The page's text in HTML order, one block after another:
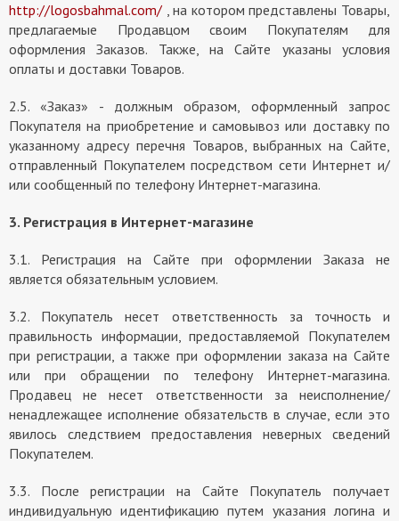
http://logosbahmal.com/ , на котором представлены Товары,
предлагаемые Продавцом своим Покупателям для
оформления Заказов. Также, на Сайте указаны условия
оплаты и доставки Товаров.
2.5. «Заказ» - должным образом, оформленный запрос
Покупателя на приобретение и самовывоз или доставку по
указанному адресу перечня Товаров, выбранных на Сайте,
отправленный Покупателем посредством сети Интернет и/
или сообщенный по телефону Интернет-магазина.
3. Регистрация в Интернет-магазине
3.1. Регистрация на Сайте при оформлении Заказа не
является обязательным условием.
3.2. Покупатель несет ответственность за точность и
правильность информации, предоставляемой Покупателем
при регистрации, а также при оформлении заказа на Сайте
или при обращении по телефону Интернет-магазина.
Продавец не несет ответственности за неисполнение/
ненадлежащее исполнение обязательств в случае, если это
явилось следствием предоставления неверных сведений
Покупателем.
3.3. После регистрации на Сайте Покупатель получает
индивидуальную идентификацию путем указания логина и